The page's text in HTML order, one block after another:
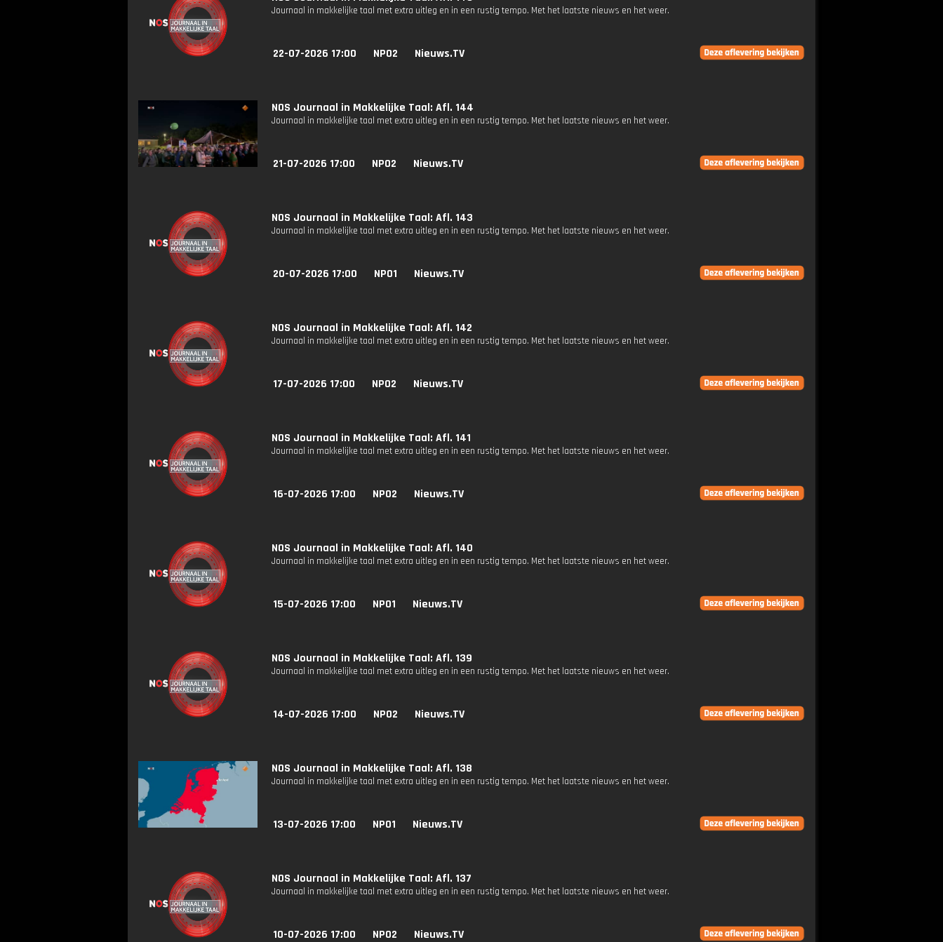
Journaal in makkelijke taal met extra uitleg en in een rustig tempo. Met het laatste nieuws en het weer.
22-07-2026 17:00 NPO2 Nieuws.TV
NOS Journaal in Makkelijke Taal: Afl. 144
Journaal in makkelijke taal met extra uitleg en in een rustig tempo. Met het laatste nieuws en het weer.
21-07-2026 17:00 NPO2 Nieuws.TV
NOS Journaal in Makkelijke Taal: Afl. 143
Journaal in makkelijke taal met extra uitleg en in een rustig tempo. Met het laatste nieuws en het weer.
20-07-2026 17:00 NPO1 Nieuws.TV
NOS Journaal in Makkelijke Taal: Afl. 142
Journaal in makkelijke taal met extra uitleg en in een rustig tempo. Met het laatste nieuws en het weer.
17-07-2026 17:00 NPO2 Nieuws.TV
NOS Journaal in Makkelijke Taal: Afl. 141
Journaal in makkelijke taal met extra uitleg en in een rustig tempo. Met het laatste nieuws en het weer.
16-07-2026 17:00 NPO2 Nieuws.TV
NOS Journaal in Makkelijke Taal: Afl. 140
Journaal in makkelijke taal met extra uitleg en in een rustig tempo. Met het laatste nieuws en het weer.
15-07-2026 17:00 NPO1 Nieuws.TV
NOS Journaal in Makkelijke Taal: Afl. 139
Journaal in makkelijke taal met extra uitleg en in een rustig tempo. Met het laatste nieuws en het weer.
14-07-2026 17:00 NPO2 Nieuws.TV
NOS Journaal in Makkelijke Taal: Afl. 138
Journaal in makkelijke taal met extra uitleg en in een rustig tempo. Met het laatste nieuws en het weer.
13-07-2026 17:00 NPO1 Nieuws.TV
NOS Journaal in Makkelijke Taal: Afl. 137
Journaal in makkelijke taal met extra uitleg en in een rustig tempo. Met het laatste nieuws en het weer.
10-07-2026 17:00 NPO2 Nieuws.TV